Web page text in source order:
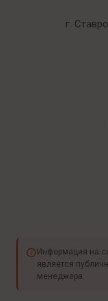
г.
Информация на
является
менеджера.